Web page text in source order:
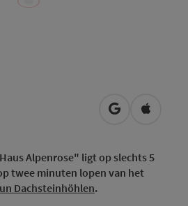
Openen in
Alpenrose" ligt op slechts 5
twee minuten lopen van het
Dachsteinhöhlen.